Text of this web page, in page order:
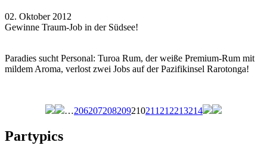
02. Oktober 2012
Gewinne Traum-Job in der Südsee!
Paradies sucht Personal: Turoa Rum, der weiße Premium-Rum mit
mildem Aroma, verlost zwei Jobs auf der Pazifikinsel Rarotonga!
…206207208209210211 212213214
Partypics